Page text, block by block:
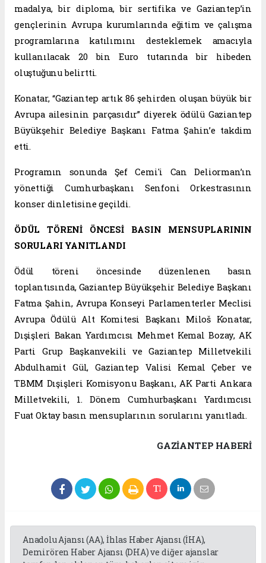
madalya, bir diploma, bir sertifika ve Gaziantep’in
gençlerinin Avrupa kurumlarında eğitim ve çalışma
programlarına katılımını desteklemek amacıyla
kullanılacak 20 bin Euro tutarında bir hibeden
oluştuğunu belirtti.
Konatar, “Gaziantep artık 86 şehirden oluşan büyük bir
Avrupa ailesinin parçasıdır” diyerek ödülü Gaziantep
Büyükşehir Belediye Başkanı Fatma Şahin’e takdim
etti.
Programın sonunda Şef Cemi'i Can Deliorman’ın
yönettiği Cumhurbaşkanı Senfoni Orkestrasının
konser dinletisine geçildi.
ÖDÜL TÖRENİ ÖNCESİ BASIN MENSUPLARININ
SORULARI YANITLANDI
Ödül töreni öncesinde düzenlenen basın
toplantısında, Gaziantep Büyükşehir Belediye Başkanı
Fatma Şahin, Avrupa Konseyi Parlamenterler Meclisi
Avrupa Ödülü Alt Komitesi Başkanı Miloš Konatar,
Dışişleri Bakan Yardımcısı Mehmet Kemal Bozay, AK
Parti Grup Başkanvekili ve Gaziantep Milletvekili
Abdulhamit Gül, Gaziantep Valisi Kemal Çeber ve
TBMM Dışişleri Komisyonu Başkanı, AK Parti Ankara
Milletvekili, 1. Dönem Cumhurbaşkanı Yardımcısı
Fuat Oktay basın mensuplarının sorularını yanıtladı.
GAZIANTEP HABERİ
Anadolu Ajansı (AA), İhlas Haber Ajansı (İHA),
Demirören Haber Ajansı (DHA) ve diğer ajanslar